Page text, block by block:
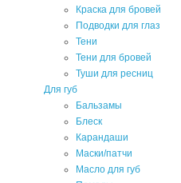
Краска для бровей
Подводки для глаз
Тени
Тени для бровей
Туши для ресниц
Для губ
Бальзамы
Блеск
Карандаши
Маски/патчи
Масло для губ